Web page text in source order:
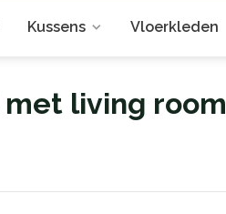
Kussens Vloerkleden
living room